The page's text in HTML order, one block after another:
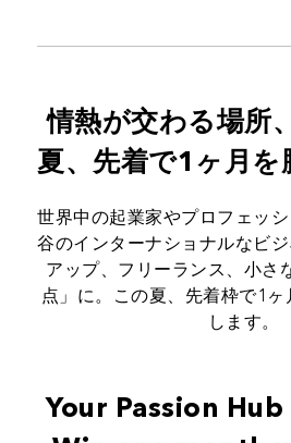
情熱が交わる場所
夏、先着で1ヶ月を
世界中の起業家やプロフェッ
谷のインターナショナルなビ
アップ、フリーランス、小さ
点」に。この夏、先着枠で1
します。
Your Passion